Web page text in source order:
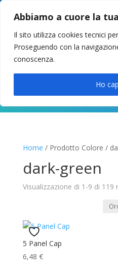
Abbiamo a cuore la
Il sito utilizza cookies tecnici
Proseguendo con la
conoscenza.
Ho
049 8627946 –
LUN-VEN 9-
Home / Prodotto Colore /
dark-green
Visualizzazione di 1-9 di 119
5 Panel Cap
6,48 €